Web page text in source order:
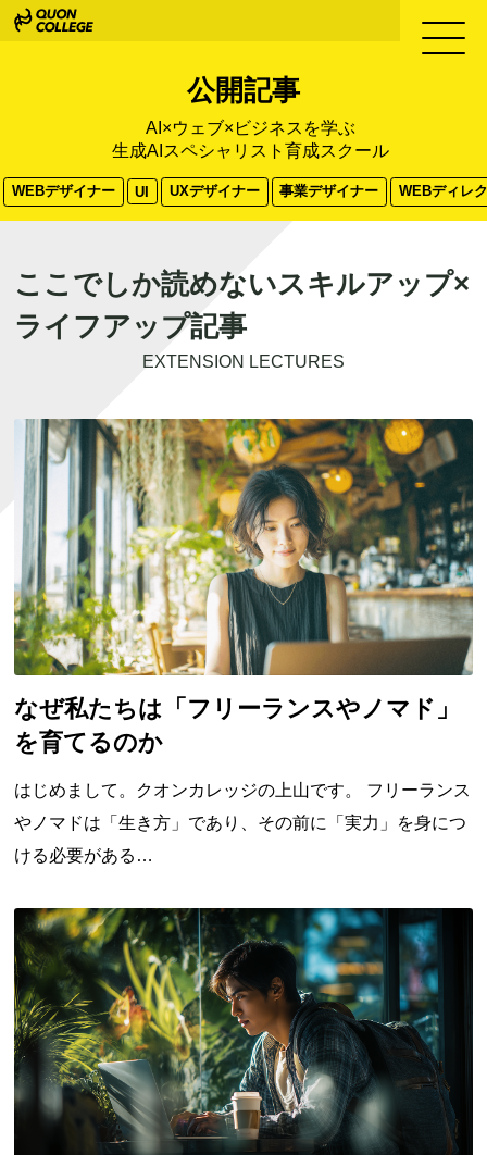
公開記事
AI×ウェブ×ビジネスを学ぶ
生成AIスペシャリスト育成スクール
WEBデザイナー UI UXデザイナー 事業デザイナー WEBディレ
ここでしか読めないスキルアップ×
ライフアップ記事
EXTENSION LECTURES
なぜ私たちは「フリーランスやノマド」
を育てるのか
はじめまして。クオンカレッジの上山です。 フリーランス
やノマドは「生き方」であり、その前に「実力」を身につ
ける必要がある…